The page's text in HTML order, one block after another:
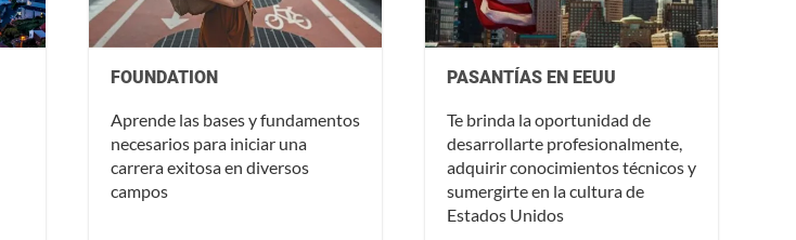
FOUNDATION
Aprende las bases y fundamentos
necesarios para iniciar una
carrera exitosa en diversos
campos
PASANTÍAS EN EEUU
Te brinda la oportunidad de
desarrollarte profesionalmente,
adquirir conocimientos técnicos y
sumergirte en la cultura de
Estados Unidos